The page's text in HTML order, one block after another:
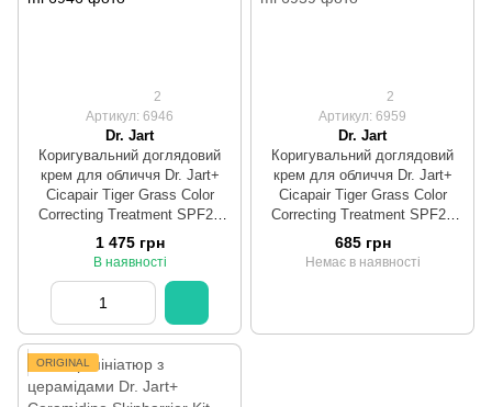
2
Артикул: 6946
Dr. Jart
Коригувальний доглядовий
крем для обличчя Dr. Jart+
Cicapair Tiger Grass Color
Correcting Treatment SPF22
PA++ 50 ml
1 475 грн
В наявності
2
Артикул: 6959
Dr. Jart
Коригувальний доглядовий
крем для обличчя Dr. Jart+
Cicapair Tiger Grass Color
Correcting Treatment SPF22
PA++ 15 ml
685 грн
Немає в наявності
ORIGINAL